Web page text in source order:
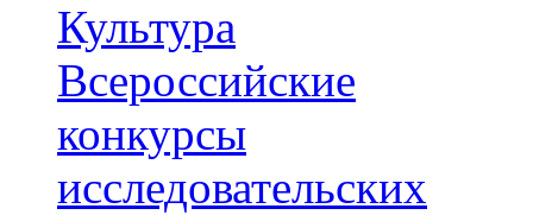
Культура
Всероссийские
конкурсы
исследовательских